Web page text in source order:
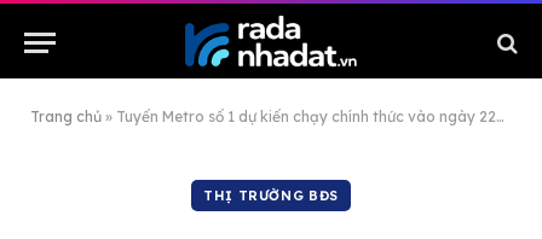
Trang chủ » Tuyến Metro số 1 dự kiến chạy chính thức vào ngày 22/12/2024
THỊ TRƯỜNG BĐS